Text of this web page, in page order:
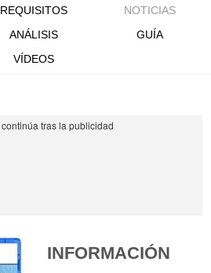
REQUISITOS
NOTICIAS
ANÁLISIS
GUÍA
VÍDEOS
INFORMACIÓN